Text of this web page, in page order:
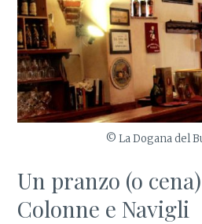
© La Dogana del
Un pranzo (o
Colonne e Navigli